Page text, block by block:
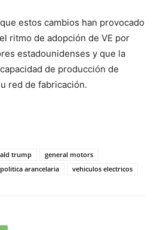
estos cambios han provocado
ritmo de adopción de VE por
estadounidenses y que la
de producción de
red de fabricación.
trump
general motors
politica arancelaria vehiculos electricos